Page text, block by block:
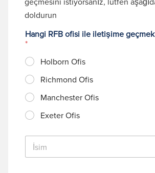
doldurun
Hangi RFB ofisi ile iletişime
*
Holborn Ofis
Richmond Ofis
Manchester Ofis
Exeter Ofis
İ
i